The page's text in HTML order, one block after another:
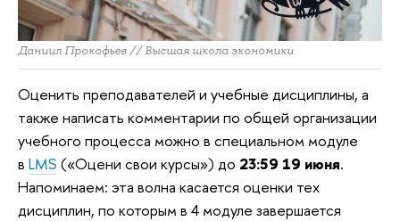
Даниил Прокофьев // Высшая школа экономики
Оценить преподавателей и учебные дисциплины, а
также написать комментарии по общей организации
учебного процесса можно в специальном модуле
в LMS («Оцени свои курсы») до 23:59 19 июня.
Напоминаем: эта волна касается оценки тех
дисциплин, по которым в 4 модуле завершается